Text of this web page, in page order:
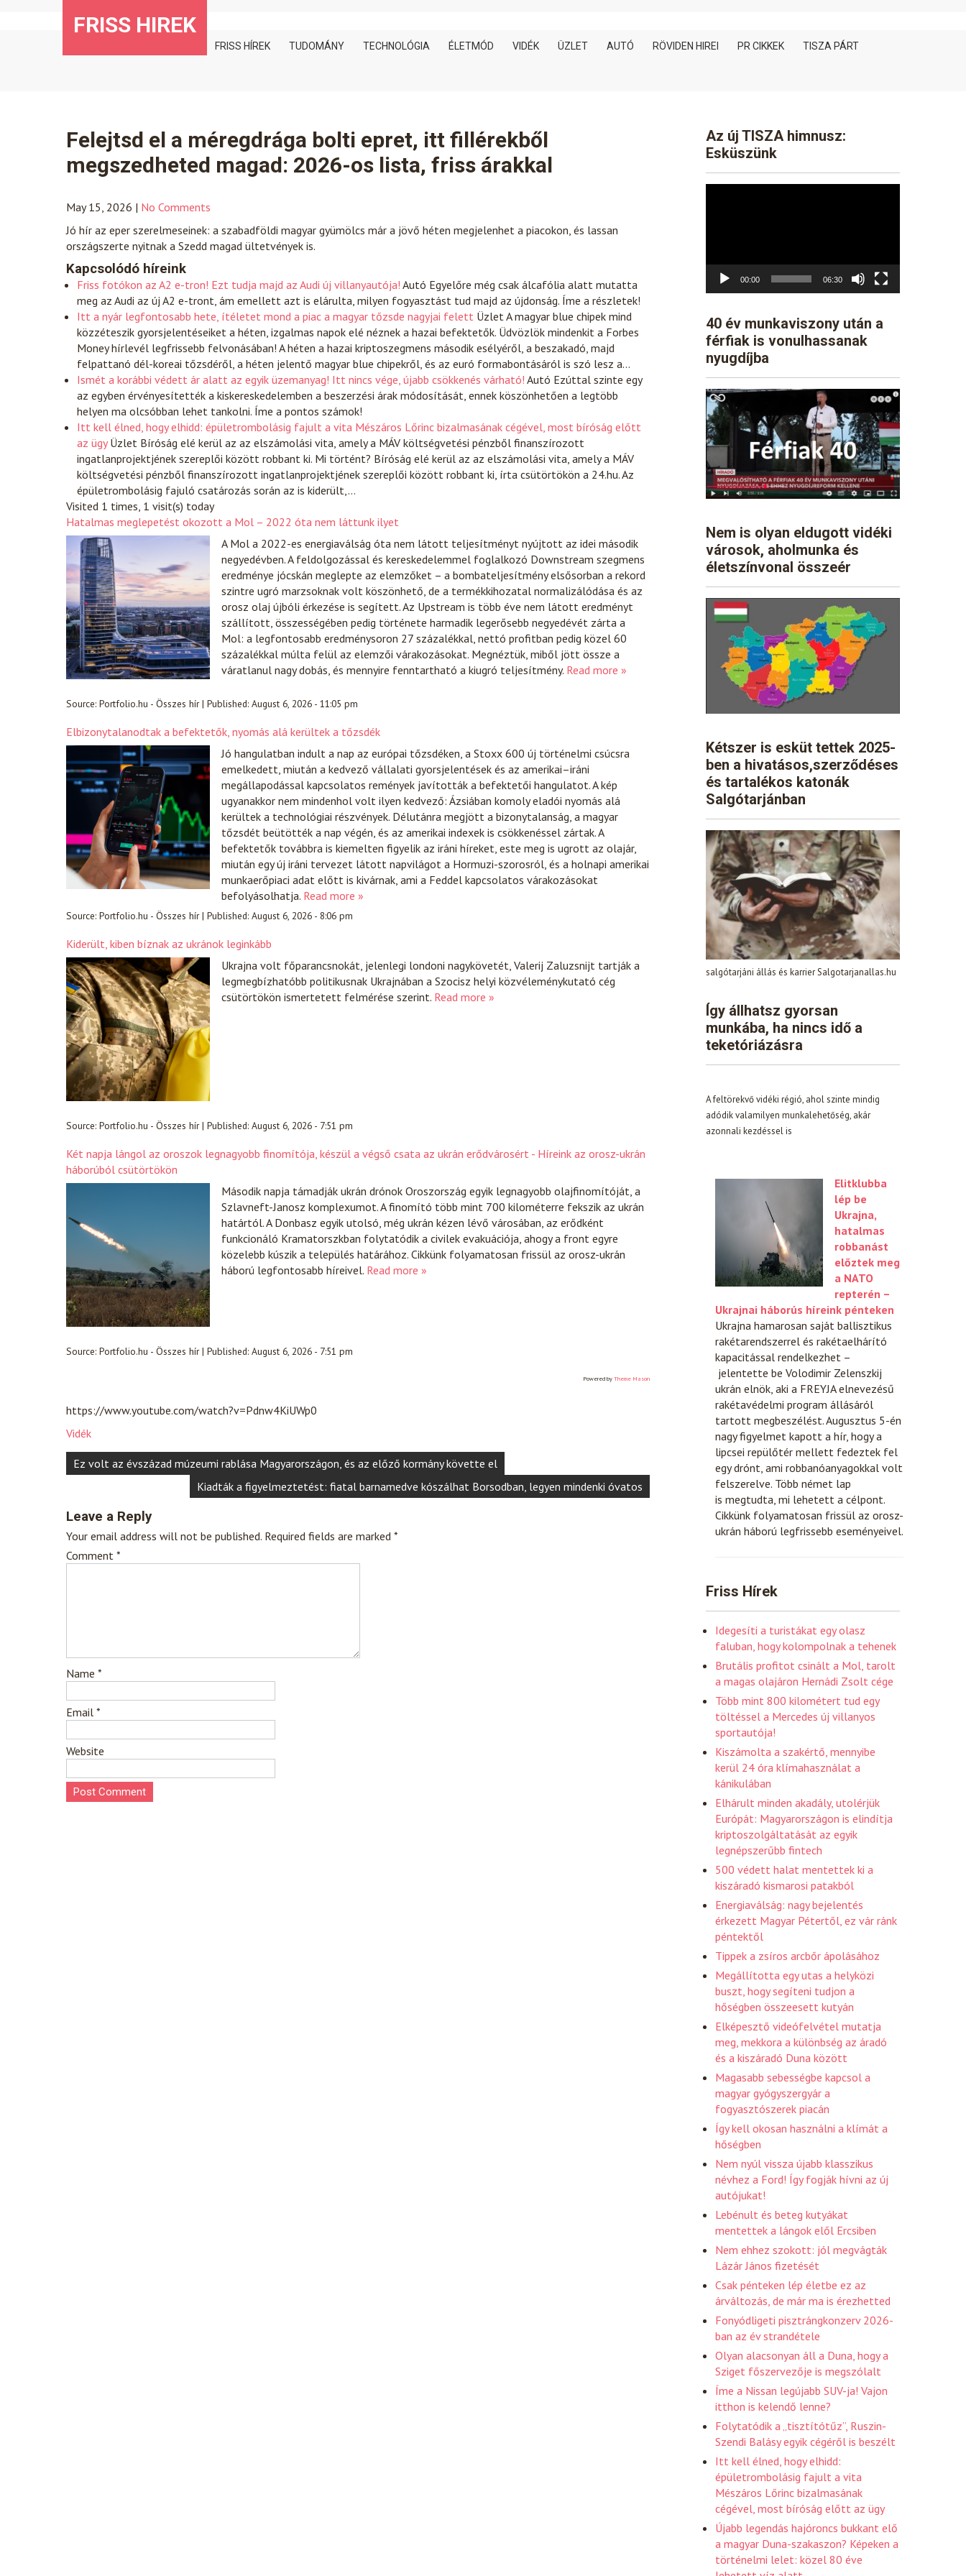
FRISS HIREK
FRISS HÍREK TUDOMÁNY TECHNOLÓGIA ÉLETMÓD VIDÉK ÜZLET AUTÓ RÖVIDEN HIREI PR CIKKEK TISZA PÁRT
Felejtsd el a méregdrága bolti epret, itt fillérekből
megszedheted magad: 2026-os lista, friss árakkal
May 15, 2026 | No Comments
Jó hír az eper szerelmeseinek: a szabadföldi magyar gyümölcs már a jövő héten megjelenhet a piacokon, és lassan
országszerte nyitnak a Szedd magad ültetvények is.
Kapcsolódó híreink
Friss fotókon az A2 e-tron! Ezt tudja majd az Audi új villanyautója! Autó Egyelőre még csak álcafólia alatt mutatta
meg az Audi az új A2 e-tront, ám emellett azt is elárulta, milyen fogyasztást tud majd az újdonság. Íme a részletek!
Itt a nyár legfontosabb hete, ítéletet mond a piac a magyar tőzsde nagyjai felett ÜzletA magyar blue chipek mind
közzéteszik gyorsjelentéseiket a héten, izgalmas napok elé néznek a hazai befektetők. Üdvözlök mindenkit a Forbes
Money hírlevél legfrissebb felvonásában! A héten a hazai kriptoszegmens második esélyéről, a beszakadó, majd
felpattanó dél-koreai tőzsdéről, a héten jelentő magyar blue chipekről, és az euró formabontásáról is szó lesz a…
Ismét a korábbi védett ár alatt az egyik üzemanyag! Itt nincs vége, újabb csökkenés várható! Autó Ezúttal szinte egy
az egyben érvényesítették a kiskereskedelemben a beszerzési árak módosítását, ennek köszönhetően a legtöbb
helyen ma olcsóbban lehet tankolni. Íme a pontos számok!
Itt kell élned, hogy elhidd: épületrombolásig fajult a vita Mészáros Lőrinc bizalmasának cégével, most bíróság előtt
az ügyÜzlet Bíróság elé kerül az az elszámolási vita, amely a MÁV költségvetési pénzből finanszírozott
ingatlanprojektjének szereplői között robbant ki. Mi történt? Bíróság elé kerül az az elszámolási vita, amely a MÁV
költségvetési pénzből finanszírozott ingatlanprojektjének szereplői között robbant ki, írta csütörtökön a 24.hu. Az
épületrombolásig fajuló csatározás során az is kiderült,…
Visited 1 times, 1 visit(s) today
Hatalmas meglepetést okozott a Mol – 2022 óta nem láttunk ilyet
A Mol a 2022-es energiaválság óta nem látott teljesítményt nyújtott az idei második
negyedévben. A feldolgozással és kereskedelemmel foglalkozó Downstream szegmens
eredménye jócskán meglepte az elemzőket – a bombateljesítmény elsősorban a rekord
szintre ugró marzsoknak volt köszönhető, de a termékkihozatal normalizálódása és az
orosz olaj újbóli érkezése is segített. Az Upstream is több éve nem látott eredményt
szállított, összességében pedig története harmadik legerősebb negyedévét zárta a
Mol: a legfontosabb eredménysoron 27 százalékkal, nettó profitban pedig közel 60
százalékkal múlta felül az elemzői várakozásokat. Megnéztük, miből jött össze a
váratlanul nagy dobás, és mennyire fenntartható a kiugró teljesítmény. Read more »
Source: Portfolio.hu - Összes hír| Published: August 6, 2026 - 11:05 pm
Elbizonytalanodtak a befektetők, nyomás alá kerültek a tőzsdék
Jó hangulatban indult a nap az európai tőzsdéken, a Stoxx 600 új történelmi csúcsra
emelkedett, miután a kedvező vállalati gyorsjelentések és az amerikai–iráni
megállapodással kapcsolatos remények javították a befektetői hangulatot. A kép
ugyanakkor nem mindenhol volt ilyen kedvező: Ázsiában komoly eladói nyomás alá
kerültek a technológiai részvények. Délutánra megjött a bizonytalanság, a magyar
tőzsdét beütötték a nap végén, és az amerikai indexek is csökkenéssel zártak. A
befektetők továbbra is kiemelten figyelik az iráni híreket, este meg is ugrott az olajár,
miután egy új iráni tervezet látott napvilágot a Hormuzi-szorosról, és a holnapi amerikai
munkaerőpiaci adat előtt is kivárnak, ami a Feddel kapcsolatos várakozásokat
befolyásolhatja. Read more »
Source: Portfolio.hu - Összes hír| Published: August 6, 2026 - 8:06 pm
Kiderült, kiben bíznak az ukránok leginkább
Ukrajna volt főparancsnokát, jelenlegi londoni nagykövetét, Valerij Zaluzsnijt tartják a
legmegbízhatóbb politikusnak Ukrajnában a Szocisz helyi közvéleménykutató cég
csütörtökön ismertetett felmérése szerint. Read more »
Source: Portfolio.hu - Összes hír| Published: August 6, 2026 - 7:51 pm
Két napja lángol az oroszok legnagyobb finomítója, készül a végső csata az ukrán erődvárosért - Híreink az orosz-ukrán
háborúból csütörtökön
Második napja támadják ukrán drónok Oroszország egyik legnagyobb olajfinomítóját, a
Szlavneft-Janosz komplexumot. A finomító több mint 700 kilométerre fekszik az ukrán
határtól. A Donbasz egyik utolsó, még ukrán kézen lévő városában, az erődként
funkcionáló Kramatorszkban folytatódik a civilek evakuációja, ahogy a front egyre
közelebb kúszik a település határához. Cikkünk folyamatosan frissül az orosz-ukrán
háború legfontosabb híreivel. Read more »
Source: Portfolio.hu - Összes hír| Published: August 6, 2026 - 7:51 pm
Powered by Theme Mason
https://www.youtube.com/watch?v=Pdnw4KiUWp0
Vidék
Post
navigation
Ez volt az évszázad múzeumi rablása Magyarországon, és az előző kormány követte el
Kiadták a figyelmeztetést: fiatal barnamedve kószálhat Borsodban, legyen mindenki óvatos
Leave a Reply
Your email address will not be published. Required fields are marked *
Comment *
Name *
Email *
Website
Az új TISZA himnusz:
Esküszünk
00:00 06:30
40 év munkaviszony után a
férfiak is vonulhassanak
nyugdíjba
Nem is olyan eldugott vidéki
városok, aholmunka és
életszínvonal összeér
Kétszer is esküt tettek 2025-
ben a hivatásos,szerződéses
és tartalékos katonák
Salgótarjánban
salgótarjáni állás és karrier Salgotarjanallas.hu
Így állhatsz gyorsan
munkába, ha nincs idő a
teketóriázásra
A feltörekvő vidéki régió, ahol szinte mindig
adódik valamilyen munkalehetőség, akár
azonnali kezdéssel is
Elitklubba
lép be
Ukrajna,
hatalmas
robbanást
előztek meg
a NATO
repterén –
Ukrajnai háborús híreink pénteken
Ukrajna hamarosan saját ballisztikus
rakétarendszerrel és rakétaelhárító
kapacitással rendelkezhet –
jelentette be Volodimir Zelenszkij
ukrán elnök, aki a FREYJA elnevezésű
rakétavédelmi program állásáról
tartott megbeszélést. Augusztus 5-én
nagy figyelmet kapott a hír, hogy a
lipcsei repülőtér mellett fedeztek fel
egy drónt, ami robbanóanyagokkal volt
felszerelve. Több német lap
is megtudta, mi lehetett a célpont.
Cikkünk folyamatosan frissül az orosz-
ukrán háború legfrissebb eseményeivel.
Friss Hírek
Idegesíti a turistákat egy olasz
faluban, hogy kolompolnak a tehenek
Brutális profitot csinált a Mol, tarolt
a magas olajáron Hernádi Zsolt cége
Több mint 800 kilométert tud egy
töltéssel a Mercedes új villanyos
sportautója!
Kiszámolta a szakértő, mennyibe
kerül 24 óra klímahasználat a
kánikulában
Elhárult minden akadály, utolérjük
Európát: Magyarországon is elindítja
kriptoszolgáltatását az egyik
legnépszerűbb fintech
500 védett halat mentettek ki a
kiszáradó kismarosi patakból
Energiaválság: nagy bejelentés
érkezett Magyar Pétertől, ez vár ránk
péntektől
Tippek a zsíros arcbőr ápolásához
Megállította egy utas a helyközi
buszt, hogy segíteni tudjon a
hőségben összeesett kutyán
Elképesztő videófelvétel mutatja
meg, mekkora a különbség az áradó
és a kiszáradó Duna között
Magasabb sebességbe kapcsol a
magyar gyógyszergyár a
fogyasztószerek piacán
Így kell okosan használni a klímát a
hőségben
Nem nyúl vissza újabb klasszikus
névhez a Ford! Így fogják hívni az új
autójukat!
Lebénult és beteg kutyákat
mentettek a lángok elől Ercsiben
Nem ehhez szokott: jól megvágták
Lázár János fizetését
Csak pénteken lép életbe ez az
árváltozás, de már ma is érezhetted
Fonyódligeti pisztrángkonzerv 2026-
ban az év strandétele
Olyan alacsonyan áll a Duna, hogy a
Sziget főszervezője is megszólalt
Íme a Nissan legújabb SUV-ja! Vajon
itthon is kelendő lenne?
Folytatódik a „tisztítótűz”, Ruszin-
Szendi Balásy egyik cégéről is beszélt
Itt kell élned, hogy elhidd:
épületrombolásig fajult a vita
Mészáros Lőrinc bizalmasának
cégével, most bíróság előtt az ügy
Újabb legendás hajóroncs bukkant elő
a magyar Duna-szakaszon? Képeken a
történelmi lelet: közel 80 éve